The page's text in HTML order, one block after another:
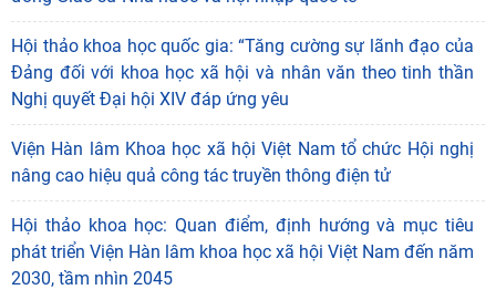
Hội thảo khoa học quốc gia: “Tăng cường sự lãnh đạo của
Đảng đối với khoa học xã hội và nhân văn theo tinh thần
Nghị quyết Đại hội XIV đáp ứng yêu
Viện Hàn lâm Khoa học xã hội Việt Nam tổ chức Hội nghị
nâng cao hiệu quả công tác truyền thông điện tử
Hội thảo khoa học: Quan điểm, định hướng và mục tiêu
phát triển Viện Hàn lâm khoa học xã hội Việt Nam đến năm
2030, tầm nhìn 2045
"Đồng bằng sông Mê Kông trong tiến trình phát triển
của lịch sử cận đại Việt Nam” - sách của tác
Hoạt động khoa học của Trung tâm Văn hiến học cổ
điển - Viện Nghiên cứu Hán - Nôm tại tỉnh Lạng Sơn
04/08/2026